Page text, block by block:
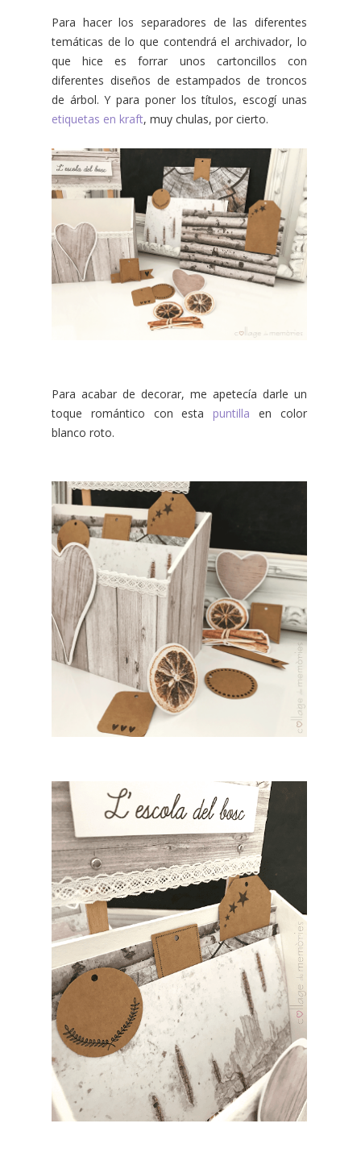
Para hacer los separadores de las diferentes
temáticas de lo que contendrá el archivador, lo
que hice es forrar unos cartoncillos con
diferentes diseños de estampados de troncos
de árbol. Y para poner los títulos, escogí unas
etiquetas en kraft, muy chulas, por cierto.
Para acabar de decorar, me apetecía darle un
toque romántico con esta puntilla en color
blanco roto.